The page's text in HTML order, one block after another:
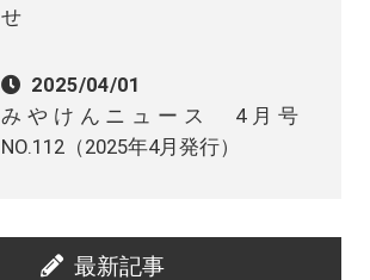
せ
2025/04/01
みやけんニュース 4月号
NO.112（2025年4月発行）
最新記事